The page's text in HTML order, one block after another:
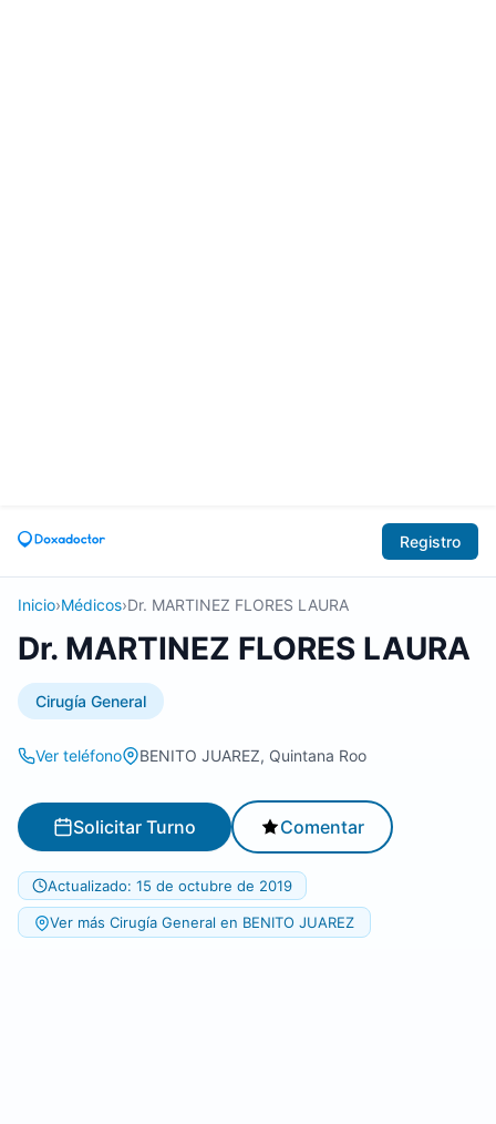
Registro
Inicio›Médicos›Dr. MARTINEZ FLORES LAURA
Dr. MARTINEZ FLORES LAURA
Cirugía General
Ver teléfono BENITO JUAREZ, Quintana Roo
Solicitar Turno Comentar
Actualizado: 15 de octubre de 2019
Ver más Cirugía General en BENITO JUAREZ